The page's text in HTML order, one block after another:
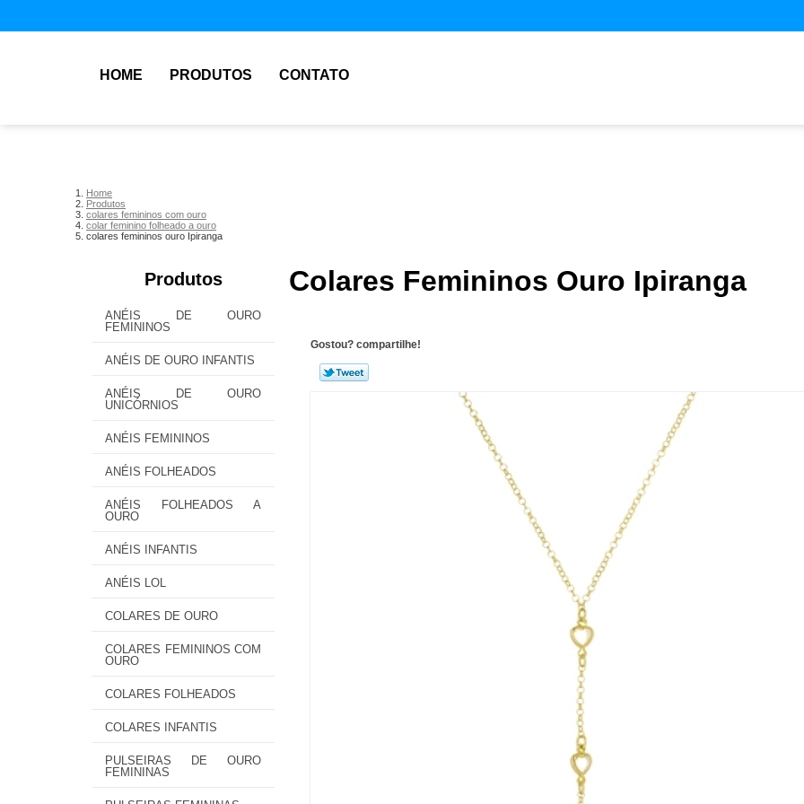
HOME PRODUTOS CONTATO
Home
Produtos
colares femininos com ouro
colar feminino folheado a ouro
colares femininos ouro Ipiranga
Produtos
ANÉIS DE OURO
FEMININOS
ANÉIS DE OURO INFANTIS
ANÉIS DE OURO
UNICÓRNIOS
ANÉIS FEMININOS
ANÉIS FOLHEADOS
ANÉIS FOLHEADOS A
OURO
ANÉIS INFANTIS
ANÉIS LOL
COLARES DE OURO
COLARES FEMININOS COM
OURO
COLARES FOLHEADOS
COLARES INFANTIS
PULSEIRAS DE OURO
FEMININAS
Colares Femininos Ouro Ipiranga
Gostou? compartilhe!